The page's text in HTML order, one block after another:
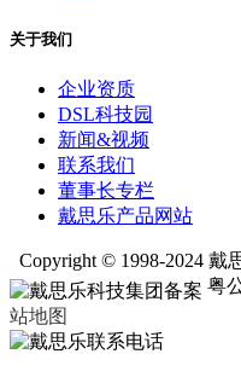
关于我们
企业资质
DSL科技园
新闻&视频
联系我们
董事长专栏
戴思乐产品网站
Copyright © 1998-2024
粤
站地图